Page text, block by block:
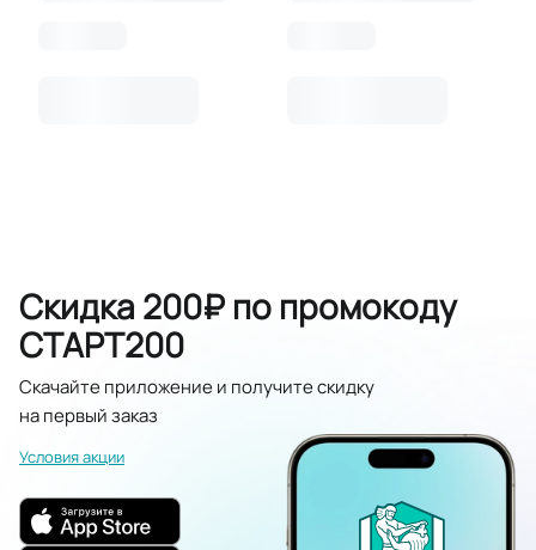
Скидка 200₽ по промокоду
СТАРТ200
Скачайте приложение и получите скидку
на первый заказ
Условия акции